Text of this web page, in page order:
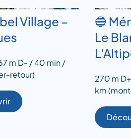
Village –
m D- / 40 min /
retour)
🔵
Le
270 m
km